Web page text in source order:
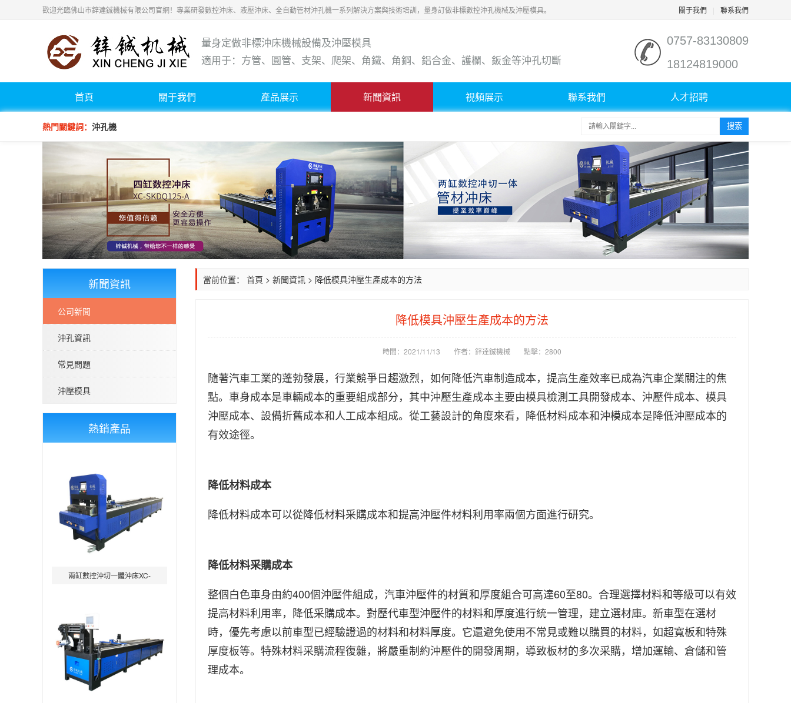
關于我們 聯系我們
歡迎光臨佛山市鋅達鋮機械有限公司官網！專業研發數控沖床、液壓沖床、全自動管材沖孔機一系列解決方案與技術培訓，量身訂做非標數控沖孔機械及沖壓模具。
量身定做非標沖床機械設備及沖壓模具
適用于：方管、圓管、支架、爬架、角鐵、角鋼、鋁合金、護欄、鈑金等沖孔切斷
0757-83130809
18124819000
首頁 關于我們 產品展示 新聞資訊 視頻展示 聯系我們 人才招聘
熱門關鍵詞： 沖孔機 搜索
新聞資訊
公司新聞
沖孔資訊
常見問題
沖壓模具
熱銷產品
兩缸數控沖切一體沖床XC-
當前位置： 首頁 > 新聞資訊 > 降低模具沖壓生產成本的方法
降低模具沖壓生產成本的方法
時間：2021/11/13 作者：鋅達鋮機械 點擊：2800
隨著汽車工業的蓬勃發展，行業競爭日趨激烈，如何降低汽車制造成本，提高生產效率已成為汽車企業關注的焦
點。 車身成本是車輛成本的重要組成部分，其中沖壓生產成本主要由模具檢測工具開發成本、沖壓件成本、模具
沖壓成本、設備折舊成本和人工成本組成。 從工藝設計的角度來看，降低材料成本和沖模成本是降低沖壓成本的
有效途徑。
降低材料成本
降低材料成本可以從降低材料采購成本和提高沖壓件材料利用率兩個方面進行研究。
降低材料采購成本
整個白色車身由約400個沖壓件組成，汽車沖壓件的材質和厚度組合可高達60至80。 合理選擇材料和等級可以有效
提高材料利用率，降低采購成本。 對歷代車型沖壓件的材料和厚度進行統一管理，建立選材庫。 新車型在選材
時，優先考慮以前車型已經驗證過的材料和材料厚度。 它還避免使用不常見或難以購買的材料，如超寬板和特殊
厚度板等。 特殊材料采購流程復雜，將嚴重制約沖壓件的開發周期，導致板材的多次采購，增加運輸、倉儲和管
理成本。